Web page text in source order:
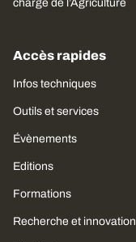
charge de l’Agriculture
Accès rapides
Infos techniques
Outils et services
Évènements
Editions
Formations
Recherche et innovation